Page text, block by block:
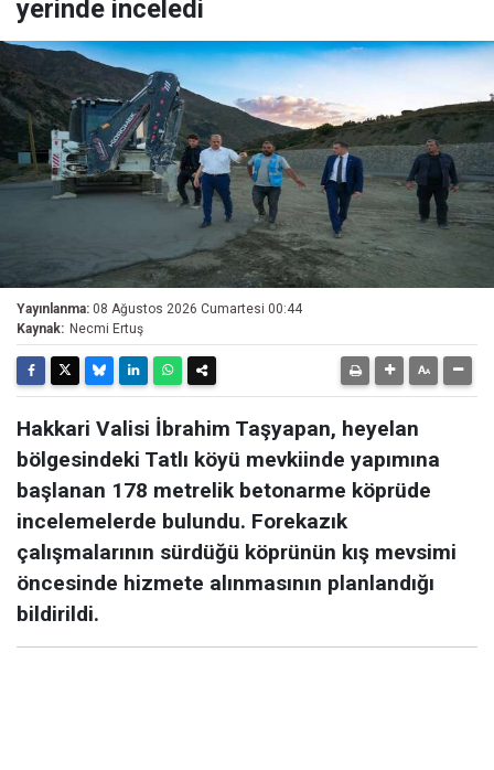
yerinde inceledi
Yayınlanma: 08 Ağustos 2026 Cumartesi 00:44
Kaynak: Necmi Ertuş
Hakkari Valisi İbrahim Taşyapan, heyelan
bölgesindeki Tatlı köyü mevkiinde yapımına
başlanan 178 metrelik betonarme köprüde
incelemelerde bulundu. Forekazık
çalışmalarının sürdüğü köprünün kış mevsimi
öncesinde hizmete alınmasının planlandığı
bildirildi.